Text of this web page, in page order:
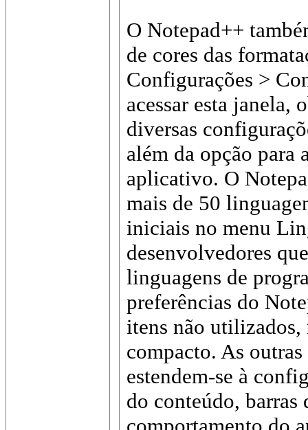
O Notepad++
de cores das
Configurações >
acessar esta janela,
diversas
além da opção para
aplicativo. O
mais de 50
iniciais no menu
desenvolvedores
linguagens de
preferências do
itens não utilizados,
compacto. As
estendem-se à
do conteúdo, barras